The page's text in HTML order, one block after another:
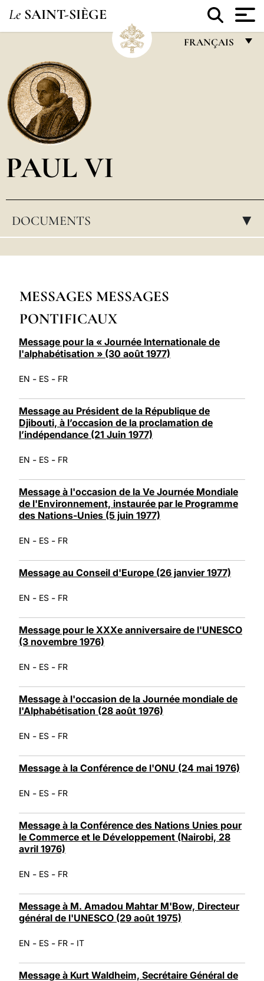
Le SAINT-SIÈGE
FRANÇAIS
POLSKI
PAUL VI
DOCUMENTS ▸
MESSAGES MESSAGES
PONTIFICAUX
Message pour la « Journée Internationale de
l'alphabétisation » (30 août 1977)
EN - ES - FR
Message au Président de la République de
Djibouti, à l’occasion de la proclamation de
l’indépendance (21 Juin 1977)
EN - ES - FR
Message à l'occasion de la Ve Journée Mondiale
de l'Environnement, instaurée par le Programme
des Nations-Unies (5 juin 1977)
EN - ES - FR
Message au Conseil d'Europe (26 janvier 1977)
EN - ES - FR
Message pour le XXXe anniversaire de l'UNESCO
(3 novembre 1976)
EN - ES - FR
Message à l'occasion de la Journée mondiale de
l'Alphabétisation (28 août 1976)
EN - ES - FR
Message à la Conférence de l'ONU (24 mai 1976)
EN - ES - FR
Message à la Conférence des Nations Unies pour
le Commerce et le Développement (Nairobi, 28
avril 1976)
EN - ES - FR
Message à M. Amadou Mahtar M'Bow, Directeur
général de l'UNESCO (29 août 1975)
EN - ES - FR - IT
Message à Kurt Waldheim, Secrétaire Général de